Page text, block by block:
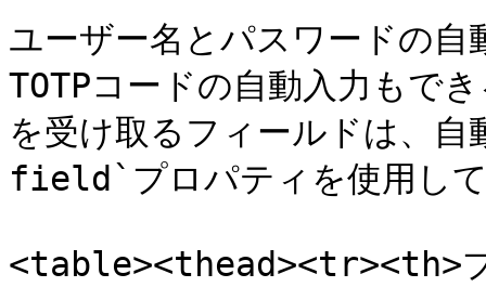
ユーザー名とパスワードの
TOTPコードの自動入力もで
を受け取るフィールドは、
field`プロパティを使用して
<table><thead><tr><th>